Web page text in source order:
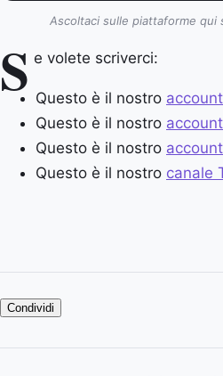
Ascoltaci sulle piattaforme qui
S e volete scriverci:
Questo è il nostro
Questo è il nostro
Questo è il nostro
Questo è il nostro canale
Condividi